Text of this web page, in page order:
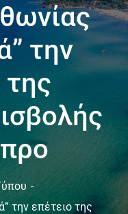
την
της
την επέτειο της